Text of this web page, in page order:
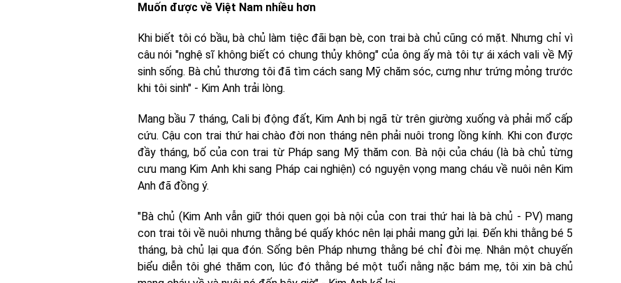
Muốn được về Việt Nam nhiều hơn
Khi biết tôi có bầu, bà chủ làm tiệc đãi bạn bè, con trai bà chủ cũng có mặt. Nhưng chỉ vì
câu nói "nghệ sĩ không biết có chung thủy không" của ông ấy mà tôi tự ái xách vali về Mỹ
sinh sống. Bà chủ thương tôi đã tìm cách sang Mỹ chăm sóc, cưng như trứng mỏng trước
khi tôi sinh" - Kim Anh trải lòng.
Mang bầu 7 tháng, Cali bị động đất, Kim Anh bị ngã từ trên giường xuống và phải mổ cấp
cứu. Cậu con trai thứ hai chào đời non tháng nên phải nuôi trong lồng kính. Khi con được
đầy tháng, bố của con trai từ Pháp sang Mỹ thăm con. Bà nội của cháu (là bà chủ từng
cưu mang Kim Anh khi sang Pháp cai nghiện) có nguyện vọng mang cháu về nuôi nên Kim
Anh đã đồng ý.
"Bà chủ (Kim Anh vẫn giữ thói quen gọi bà nội của con trai thứ hai là bà chủ - PV) mang
con trai tôi về nuôi nhưng thằng bé quấy khóc nên lại phải mang gửi lại. Đến khi thằng bé 5
tháng, bà chủ lại qua đón. Sống bên Pháp nhưng thằng bé chỉ đòi mẹ. Nhân một chuyến
biểu diễn tôi ghé thăm con, lúc đó thằng bé một tuổi nằng nặc bám mẹ, tôi xin bà chủ